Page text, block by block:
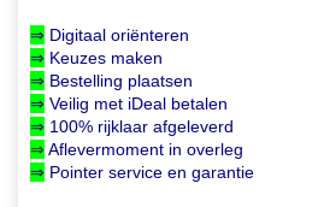
⇒ Digitaal oriënteren
⇒ Keuzes maken
⇒ Bestelling plaatsen
⇒ Veilig met iDeal betalen
⇒ 100% rijklaar afgeleverd
⇒ Aflevermoment in overleg
⇒ Pointer service en garantie